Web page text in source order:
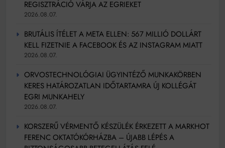
REGISZTRÁCIÓ VÁRJA AZ EGRIEKET
2026.08.07.
BRUTÁLIS ÍTÉLET A META ELLEN: 567 MILLIÓ DOLLÁRT
KELL FIZETNIE A FACEBOOK ÉS AZ INSTAGRAM MIATT
2026.08.07.
ORVOSTECHNOLÓGIAI ÜGYINTÉZŐ MUNKAKÖRBEN
KERES HATÁROZATLAN IDŐTARTAMRA ÚJ KOLLÉGÁT
EGRI MUNKAHELY
2026.08.07.
KORSZERŰ VÉRMENTŐ KÉSZÜLÉK ÉRKEZETT A MARKHOT
FERENC OKTATÓKÓRHÁZBA – ÚJABB LÉPÉS A